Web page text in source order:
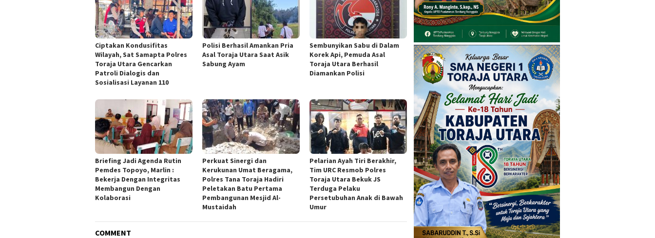
Ciptakan Kondusifitas
Wilayah, Sat Samapta Polres
Toraja Utara Gencarkan
Patroli Dialogis dan
Sosialisasi Layanan 110
Polisi Berhasil Amankan Pria
Asal Toraja Utara Saat Asik
Sabung Ayam
Sembunyikan Sabu di Dalam
Korek Api, Pemuda Asal
Toraja Utara Berhasil
Diamankan Polisi
Briefing Jadi Agenda Rutin
Pemdes Topoyo, Marlin :
Bekerja Dengan Integritas
Membangun Dengan
Kolaborasi
Perkuat Sinergi dan
Kerukunan Umat Beragama,
Polres Tana Toraja Hadiri
Peletakan Batu Pertama
Pembangunan Mesjid Al-
Mustaidah
Pelarian Ayah Tiri Berakhir,
Tim URC Resmob Polres
Toraja Utara Bekuk JS
Terduga Pelaku
Persetubuhan Anak di Bawah
Umur
COMMENT